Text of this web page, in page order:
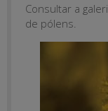
Consultar a
de pólens.